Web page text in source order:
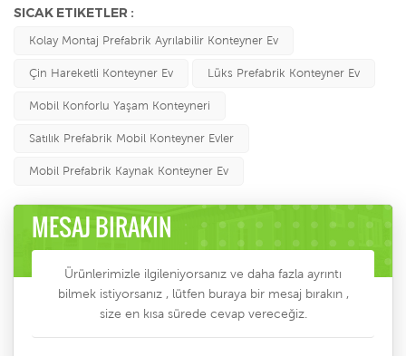
SICAK ETIKETLER :
Kolay Montaj Prefabrik Ayrılabilir Konteyner Ev
Çin Hareketli Konteyner Ev Lüks Prefabrik Konteyner Ev
Mobil Konforlu Yaşam Konteyneri
Satılık Prefabrik Mobil Konteyner Evler
Mobil Prefabrik Kaynak Konteyner Ev
MESAJ BIRAKIN
Ürünlerimizle ilgileniyorsanız ve daha fazla ayrıntı
bilmek istiyorsanız , lütfen buraya bir mesaj bırakın ,
size en kısa sürede cevap vereceğiz.